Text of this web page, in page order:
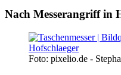
Nach Messerangriff in
Foto: pixelio.de -